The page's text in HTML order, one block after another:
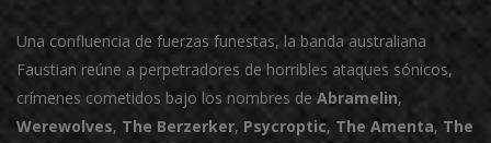
Una confluencia de fuerzas funestas, la banda australiana
Faustian reúne a perpetradores de horribles ataques sónicos,
crímenes cometidos bajo los nombres de Abramelin,
Werewolves, The Berzerker, Psycroptic, The Amenta, The